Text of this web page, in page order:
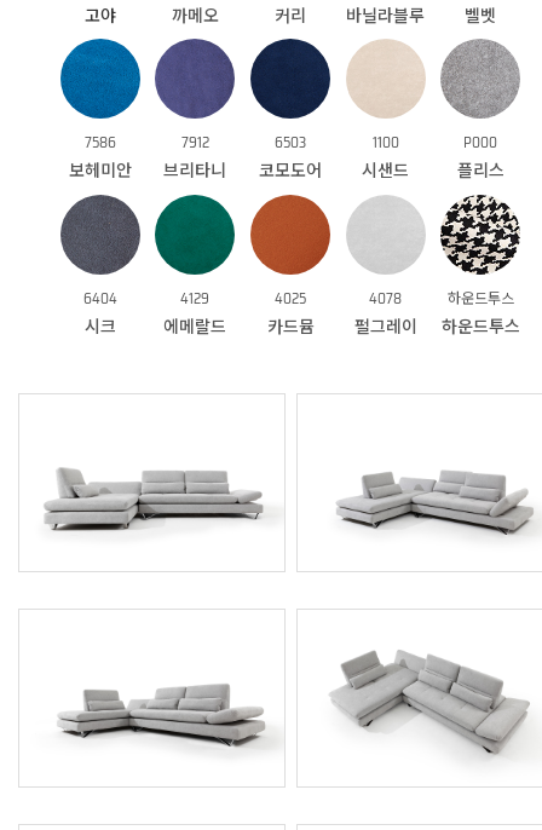
고야 까메오 커리 바닐라블루 벨벳
7586
보헤미안
7912
브리타니
6503
코모도어
1100
시샌드
P000
플리스
6404
시크
4129
에메랄드
4025
카드뮴
4078
펄그레이
하운드투스
하운드투스